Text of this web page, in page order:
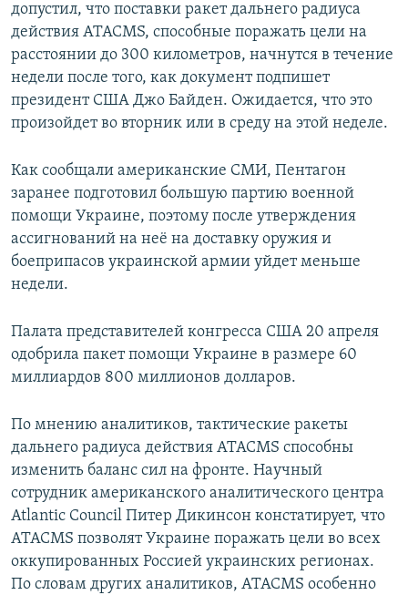
допустил, что поставки ракет дальнего радиуса
действия ATACMS, способные поражать цели на
расстоянии до 300 километров, начнутся в течение
недели после того, как документ подпишет
президент США Джо Байден. Ожидается, что это
произойдет во вторник или в среду на этой неделе.
Как сообщали американские СМИ, Пентагон
заранее подготовил большую партию военной
помощи Украине, поэтому после утверждения
ассигнований на неё на доставку оружия и
боеприпасов украинской армии уйдет меньше
недели.
Палата представителей конгресса США 20 апреля
одобрила пакет помощи Украине в размере 60
миллиардов 800 миллионов долларов.
По мнению аналитиков, тактические ракеты
дальнего радиуса действия ATACMS способны
изменить баланс сил на фронте. Научный
сотрудник американского аналитического центра
Atlantic Council Питер Дикинсон констатирует, что
ATACMS позволят Украине поражать цели во всех
оккупированных Россией украинских регионах.
По словам других аналитиков, ATACMS особенно